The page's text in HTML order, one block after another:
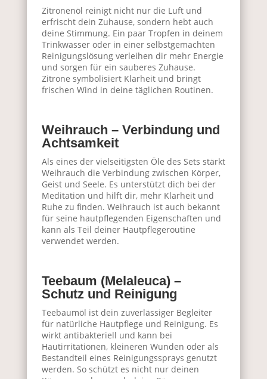
Zitronenöl reinigt nicht nur die Luft und
erfrischt dein Zuhause, sondern hebt auch
deine Stimmung. Ein paar Tropfen in deinem
Trinkwasser oder in einer selbstgemachten
Reinigungslösung verleihen dir mehr Energie
und sorgen für ein sauberes Zuhause.
Zitrone symbolisiert Klarheit und bringt
frischen Wind in deine täglichen Routinen.
Weihrauch – Verbindung und
Achtsamkeit
Als eines der vielseitigsten Öle des Sets stärkt
Weihrauch die Verbindung zwischen Körper,
Geist und Seele. Es unterstützt dich bei der
Meditation und hilft dir, mehr Klarheit und
Ruhe zu finden. Weihrauch ist auch bekannt
für seine hautpflegenden Eigenschaften und
kann als Teil deiner Hautpflegeroutine
verwendet werden.
Teebaum (Melaleuca) –
Schutz und Reinigung
Teebaumöl ist dein zuverlässiger Begleiter
für natürliche Hautpflege und Reinigung. Es
wirkt antibakteriell und kann bei
Hautirritationen, kleineren Wunden oder als
Bestandteil eines Reinigungssprays genutzt
werden. So schützt es nicht nur deinen